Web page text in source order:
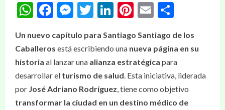
WhatsApp
Facebook
Messenger
Twitter
LinkedIn
Pinterest
Email
Un nuevo capítulo para Santiago Santiago de los
Caballeros está escribiendo una nueva página en su
historia al lanzar una alianza estratégica para
desarrollar el turismo de salud. Esta iniciativa, liderada
por José Adriano Rodríguez, tiene como objetivo
transformar la ciudad en un destino médico de